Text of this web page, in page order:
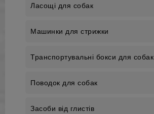
Ласощі для собак
Машинки для стрижки
Транспортувальні бокси для собак
Поводок для собак
Засоби від глистів